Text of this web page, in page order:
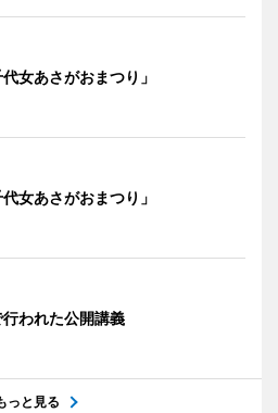
女あさがおまつり」
女あさがおまつり」
われた公開講義
っと見る